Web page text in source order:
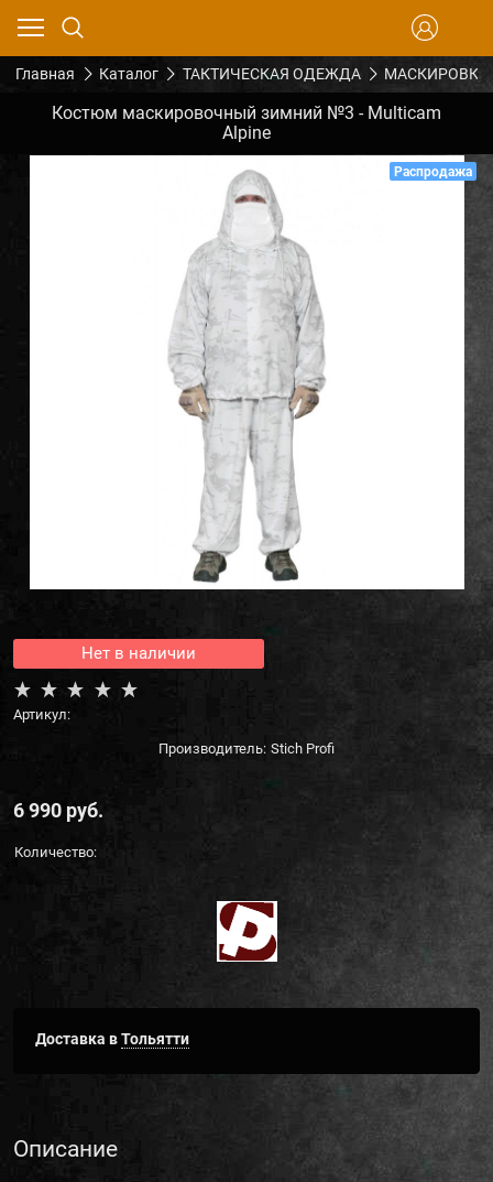
Главная Каталог ТАКТИЧЕСКАЯ ОДЕЖДА МАСКИРОВКА
Костюм маскировочный зимний №3 - Multicam
Alpine
Распродажа
Нет в наличии
Артикул:
Производитель: Stich Profi
6 990 руб.
Количество:
Доставка вТольятти
Описание